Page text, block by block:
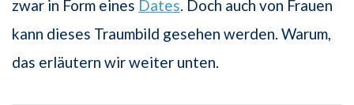
zwar in Form eines Dates. Doch auch von Frauen
kann dieses Traumbild gesehen werden. Warum,
das erläutern wir weiter unten.